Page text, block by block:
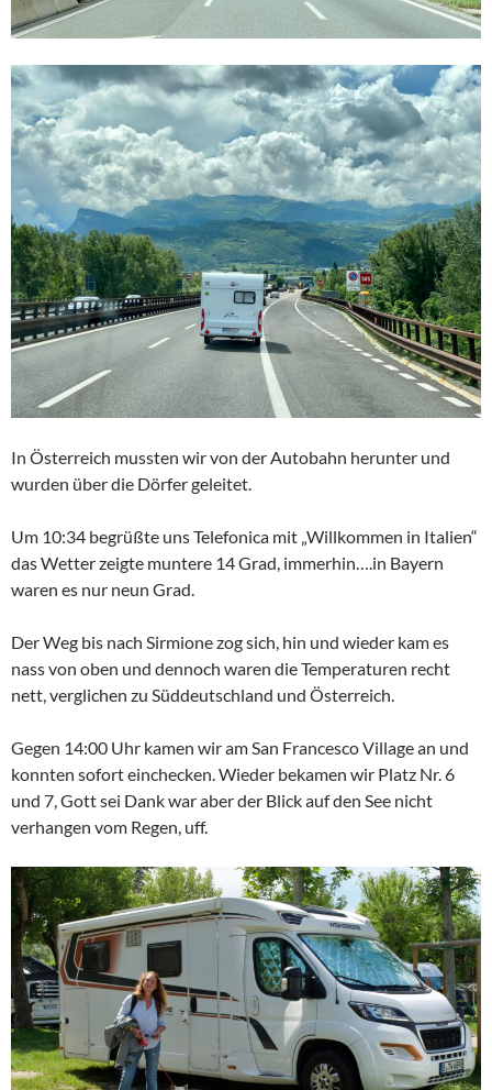
In Österreich mussten wir von der Autobahn herunter und
wurden über die Dörfer geleitet.
Um 10:34 begrüßte uns Telefonica mit „Willkommen in Italien“
das Wetter zeigte muntere 14 Grad, immerhin….in Bayern
waren es nur neun Grad.
Der Weg bis nach Sirmione zog sich, hin und wieder kam es
nass von oben und dennoch waren die Temperaturen recht
nett, verglichen zu Süddeutschland und Österreich.
Gegen 14:00 Uhr kamen wir am San Francesco Village an und
konnten sofort einchecken. Wieder bekamen wir Platz Nr. 6
und 7, Gott sei Dank war aber der Blick auf den See nicht
verhangen vom Regen, uff.